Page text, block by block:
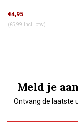
€4,95
(€5,99 Incl. btw)
Meld je
Ontvang de laatste